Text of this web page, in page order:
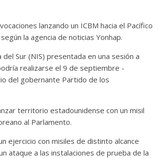
lanzando un ICBM hacia el Pacífico
la agencia de noticias Yonhap.
Sur (NIS) presentada en una sesión a
realizarse el 9 de septiembre -
del gobernante Partido de los
territorio estadounidense con un misil
al Parlamento.
ejercicio con misiles de distinto alcance
ataque a las instalaciones de prueba de la